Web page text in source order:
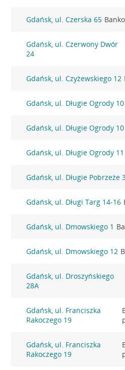
Gdańsk, ul. Czerska 65
Gdańsk, ul. Czerwony Dwór
24
Gdańsk, ul. Czyżewskiego 12
Gdańsk, ul. Długie Ogrody 10
Gdańsk, ul. Długie Ogrody 10
Gdańsk, ul. Długie Ogrody 11
Gdańsk, ul. Długie Pobrzeże
Gdańsk, ul. Długi Targ 14-16
Gdańsk, ul. Dmowskiego 1
Gdańsk, ul. Dmowskiego 12
Gdańsk, ul. Droszyńskiego
28A
Gdańsk, ul. Franciszka
Rakoczego 19
Gdańsk, ul. Franciszka
Rakoczego 19